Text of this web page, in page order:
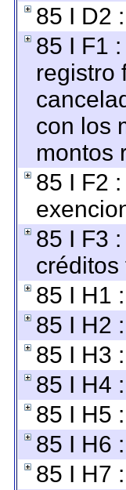
85 I D2
85 I F1
registro
con los
montos
85 I F2
85 I F3
créditos
85 I H1
85 I H2
85 I H3
85 I H4
85 I H5
85 I H6
85 I H7